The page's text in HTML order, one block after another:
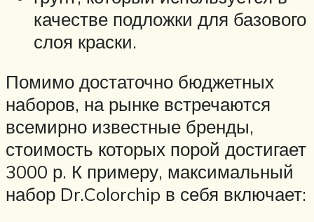
качестве подложки для базового
слоя краски.
Помимо достаточно бюджетных
наборов, на рынке встречаются
всемирно известные бренды,
стоимость которых порой достигает
3000 р. К примеру, максимальный
набор Dr.Colorchip в себя включает: